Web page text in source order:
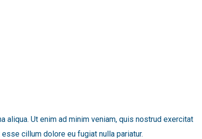
Ut enim ad minim veniam, quis nostrud exercitat
cillum dolore eu fugiat nulla pariatur.